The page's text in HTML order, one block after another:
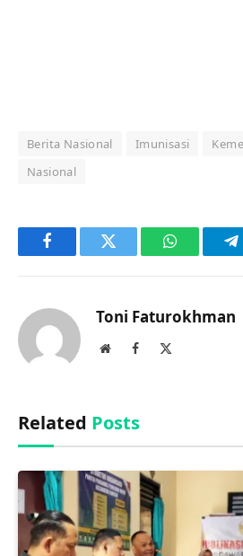
Berita Nasional Imunisasi
Nasional
FacebookTwitter WhatsApp
Toni Faturokhman
WebsiteFacebook
Related Posts